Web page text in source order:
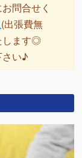
問合せく
(出張費無
します◎
さい♪